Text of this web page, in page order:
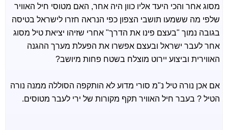
מסוג אחר והכי היעד אליו כוון היה אחר, האם מטוסי חיל האוויר
שלפי מה ששמעו תושבי הצפון כפי הנראה חזרו לישראל בטיסה
בגובה נמוך "בעצם פינו את הדרך" אחרי שזיהו יציאת טיל מסוג
אחר לעבר ישראל ובעצם אפשרו את הפעלת מערך ההגנה
האווירית וביצוע יירוט מוצלח בשטח פחות מיושב?
אם אכן נורה טיל נ"מ סורי מדוע לא הותקפה הסוללה ממנה נורה
הטיל ? בעבר חיל האוויר תקף מקורות של ירי לעבר מטוסים.